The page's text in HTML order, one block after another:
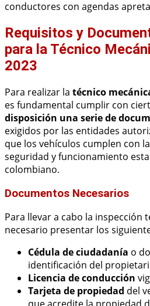
conductores con agendas
Requisitos y
para la Técnico
2023
Para realizar la técnico
es fundamental cumplir con
disposición una serie de
exigidos por las entidades
que los vehículos cumplen con
seguridad y funcionamiento
colombiano.
Documentos Necesarios
Para llevar a cabo la inspección
necesario presentar los
Cédula de ciudadanía o
identificación del
Licencia de conducción
Tarjeta de propiedad del